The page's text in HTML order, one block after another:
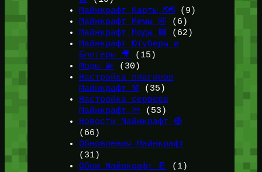
Майнкрафт Карты 🗺️(9)
Майнкрафт Мемы 🤣 (6)
Майнкрафт Моды 🟩 (62)
Майнкрафт Ютуберы и
Блогеры 🎥
(15)
Моды 💫
(30)
Настройка плагинов
Майнкрафт ⚒️(35)
Настройка сервера
Майнкрафт 🔦 (53)
Новости Майнкрафт 🔴
(66)
Обновления Майнкрафт
(31)
Обои Майнкрафт 📔
(1)